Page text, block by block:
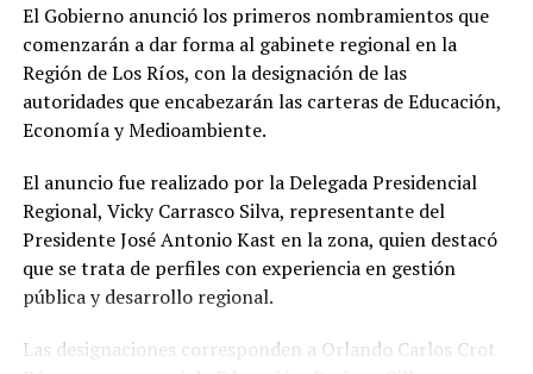
El Gobierno anunció los primeros nombramientos que
comenzarán a dar forma al gabinete regional en la
Región de Los Ríos, con la designación de las
autoridades que encabezarán las carteras de Educación,
Economía y Medioambiente.
El anuncio fue realizado por la Delegada Presidencial
Regional, Vicky Carrasco Silva, representante del
Presidente José Antonio Kast en la zona, quien destacó
que se trata de perfiles con experiencia en gestión
pública y desarrollo regional.
Las designaciones corresponden a Orlando Carlos Crot